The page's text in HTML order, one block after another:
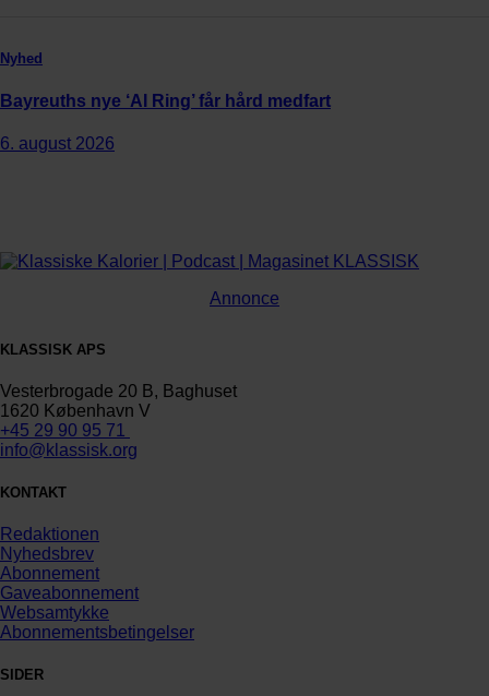
Nyhed
Bayreuths nye ‘AI Ring’ får hård medfart
6. august 2026
Annonce
KLASSISK APS
Vesterbrogade 20 B, Baghuset
1620 København V
+45 29 90 95 71
info@klassisk.org
KONTAKT
Redaktionen
Nyhedsbrev
Abonnement
Gaveabonnement
Websamtykke
Abonnementsbetingelser
SIDER